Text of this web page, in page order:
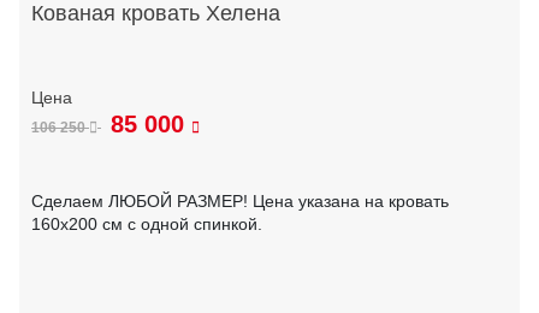
Кованая кровать Хелена
106 250 85 000
Сделаем ЛЮБОЙ РАЗМЕР! Цена указана на кровать
160х200 см с одной спинкой.